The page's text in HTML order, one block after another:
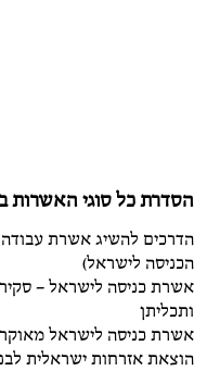
הסדרת כל סוגי האשרות
הכניסה לישראל)
אשרת כניסה לישראל –
ותכליתן
אשרת כניסה לישראל
הוצאת אזרחות ישראלית